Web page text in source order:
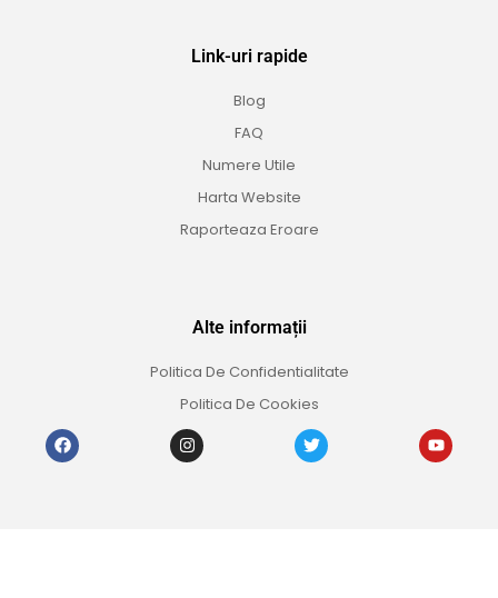
Link-uri rapide
Blog
FAQ
Numere Utile
Harta Website
Raporteaza Eroare
Alte informații
Politica De Confidentialitate
Politica De Cookies